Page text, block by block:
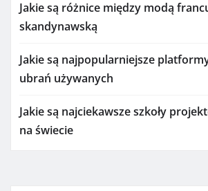
Jakie są różnice między modą
skandynawską
Jakie są najpopularniejsze
ubrań używanych
Jakie są najciekawsze szkoły
na świecie